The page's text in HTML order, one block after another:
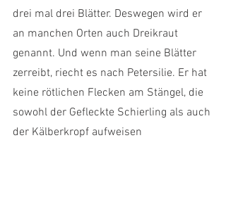
drei mal drei Blätter. Deswegen wird er
an manchen Orten auch Dreikraut
genannt. Und wenn man seine Blätter
zerreibt, riecht es nach Petersilie. Er hat
keine rötlichen Flecken am Stängel, die
sowohl der Gefleckte Schierling als auch
der Kälberkropf aufweisen